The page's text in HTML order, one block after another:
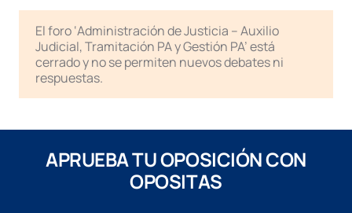
El foro ‘Administración de Justicia – Auxilio
Judicial, Tramitación PA y Gestión PA’ está
cerrado y no se permiten nuevos debates ni
respuestas.
APRUEBA TU OPOSICIÓN CON
OPOSITAS